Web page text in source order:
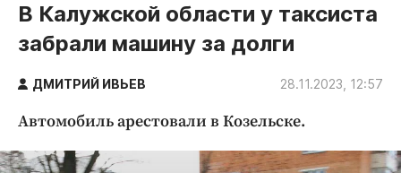
Новости компаний
Статьи
Народные новости
Авто и транспорт
Благоустройство
Криминал
В Калужской области у таксиста
забрали машину за долги
ДМИТРИЙ ИВЬЕВ 28.11.2023, 12:57
Автомобиль арестовали в Козельске.